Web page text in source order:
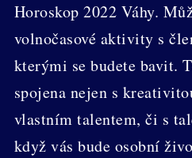
Horoskop 2022 Váhy.
volnočasové aktivity s
kterými se budete bavit.
spojena nejen s
vlastním talentem, či s
když vás bude osobní